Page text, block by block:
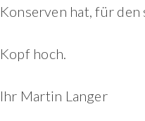
Konserven hat, für den
Kopf hoch.
Ihr Martin Langer